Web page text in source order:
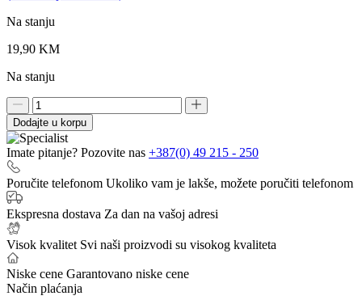
Na stanju
19,90 KM
Na stanju
Fenix
APB-
30
torbica
futrola
za
naglavnu
količina
Dodajte u korpu
Imate pitanje? Pozovite nas +387(0) 49 215 - 250
Poručite telefonom Ukoliko vam je lakše, možete poručiti telefonom
Ekspresna dostava Za dan na vašoj adresi
Visok kvalitet Svi naši proizvodi su visokog kvaliteta
Niske cene Garantovano niske cene
Način plaćanja